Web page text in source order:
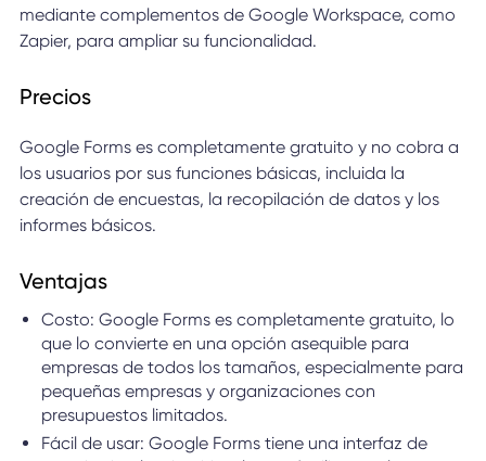
mediante complementos de Google Workspace, como
Zapier, para ampliar su funcionalidad.
Precios
Google Forms es completamente gratuito y no cobra a
los usuarios por sus funciones básicas, incluida la
creación de encuestas, la recopilación de datos y los
informes básicos.
Ventajas
Costo: Google Forms es completamente gratuito, lo
que lo convierte en una opción asequible para
empresas de todos los tamaños, especialmente para
pequeñas empresas y organizaciones con
presupuestos limitados.
Fácil de usar: Google Forms tiene una interfaz de